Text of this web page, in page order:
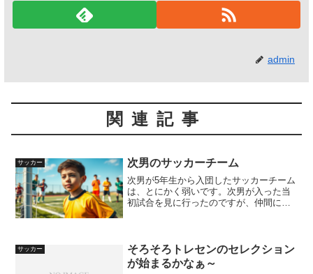
admin
関連記事
サッカー 次男のサッカーチーム
次男が5年生から入団したサッカーチーム
は、とにかく弱いです。次男が入った当
初試合を見に行ったのですが、仲間に罵
バン打たれて、まだキー...
サッカー
そろそろトレセンのセレクション
が始まるかなぁ～